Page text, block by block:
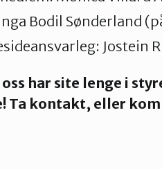
Bodil Sønderland
Jostein
oss har site lenge i
Ta kontakt, eller